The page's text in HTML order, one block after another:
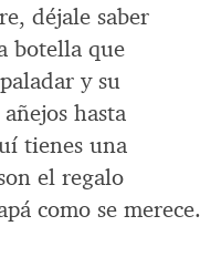
déjale saber
botella que
y su
hasta
tienes una
el regalo
como se merece.